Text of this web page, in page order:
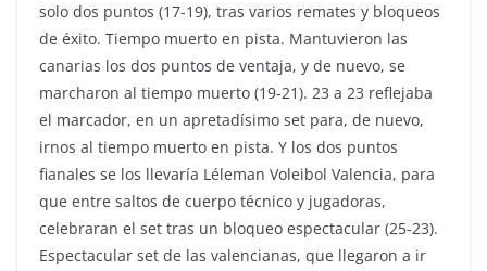
solo dos puntos (17-19), tras varios remates y bloqueos
de éxito. Tiempo muerto en pista. Mantuvieron las
canarias los dos puntos de ventaja, y de nuevo, se
marcharon al tiempo muerto (19-21). 23 a 23 reflejaba
el marcador, en un apretadísimo set para, de nuevo,
irnos al tiempo muerto en pista. Y los dos puntos
fianales se los llevaría Léleman Voleibol Valencia, para
que entre saltos de cuerpo técnico y jugadoras,
celebraran el set tras un bloqueo espectacular (25-23).
Espectacular set de las valencianas, que llegaron a ir